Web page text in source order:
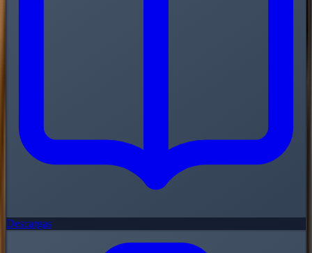
Descargas